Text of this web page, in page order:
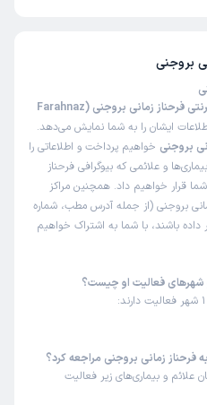
1404/08/28
دکترفوق العاده با تجربه
مقداری پایینه الکی یچیزی
به ایشون به من گفت اتفاقا
هستید
مرتبط با باروری
بروجنی
این صفحه مثل سایت نوبت‌دهی اینترنتی فرحناز زمانی بروجنی (Farahnaz
ایشان را به شما نمایش می‌دهد.
بروجنی خواهیم پرداخت و اطلاعاتی را
و علائمی که بیوگرافی فرحناز
قرار خواهیم داد. همچنین مراکز
بروجنی (از جمله آدرس مطب، شماره
داده باشند، با شما به اشتراک خواهیم
شهرهای فعالیت او چیست؟
فرحناز زمانی بروجنی مراجعه کرد؟
علائم و بیماری‌های زیر فعالیت